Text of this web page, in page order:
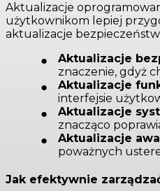
Aktualizacje
użytkownikom lepiej
aktualizacje
Aktualizacje
znaczenie, gdyż
Aktualizacje
interfejsie
Aktualizacje
znacząco
Aktualizacje
poważnych
Jak efektywnie